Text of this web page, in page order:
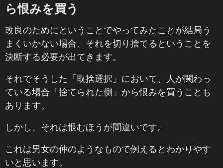
ら恨みを買う
改良のためにということでやってみたことが結局う
まくいかない場合、それを切り捨てるということを
決断する必要が出てきます。
それでそうした「取捨選択」において、人が関わっ
ている場合「捨てられた側」から恨みを買うことも
あります。
しかし、それは恨むほうが間違いです。
これは男女の仲のようなもので例えるとわかりやす
いと思います。